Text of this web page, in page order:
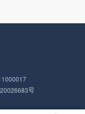
号